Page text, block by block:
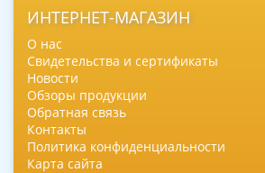
ИНТЕРНЕТ-МАГАЗИН
О нас
Свидетельства и сертификаты
Новости
Обзоры продукции
Обратная связь
Контакты
Политика конфиденциальности
Карта сайта